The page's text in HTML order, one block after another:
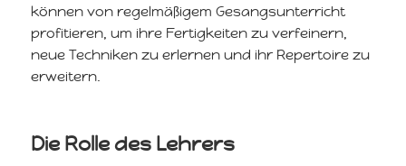
können von regelmäßigem Gesangsunterricht
profitieren, um ihre Fertigkeiten zu verfeinern,
neue Techniken zu erlernen und ihr Repertoire zu
erweitern.
Die Rolle des Lehrers